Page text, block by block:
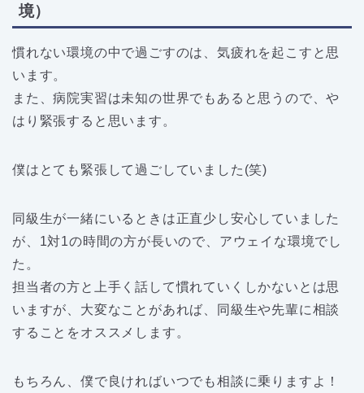
境）
慣れない環境の中で過ごすのは、気疲れを起こすと思
います。
また、病院実習は未知の世界でもあると思うので、や
はり緊張すると思います。
僕はとても緊張して過ごしていました(笑)
同級生が一緒にいるときは正直少し安心していました
が、1対1の時間の方が長いので、アウェイな環境でし
た。
担当者の方と上手く話して慣れていくしかないとは思
いますが、大変なことがあれば、同級生や先輩に相談
することをオススメします。
もちろん、僕で良ければいつでも相談に乗りますよ！